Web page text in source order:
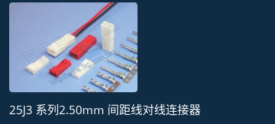
25J3 系列2.50mm 间距线对线连接器